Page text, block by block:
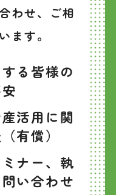
わせ、ご相
ます。
る皆様の
活用に関
有償）
ナー、執
い合わせ